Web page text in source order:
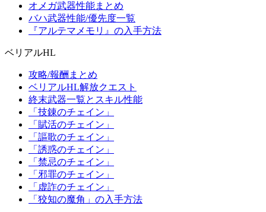
オメガ武器性能まとめ
バハ武器性能/優先度一覧
『アルテマメモリ』の入手方法
ベリアルHL
攻略/報酬まとめ
ベリアルHL解放クエスト
終末武器一覧とスキル性能
「技錬のチェイン」
「賦活のチェイン」
「謳歌のチェイン」
「誘惑のチェイン」
「禁忌のチェイン」
「邪罪のチェイン」
「虚詐のチェイン」
「狡知の魔角」の入手方法